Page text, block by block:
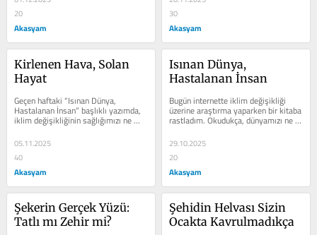
20
Akasyam
30
Akasyam
Kirlenen Hava, Solan
Hayat
Geçen haftaki “Isınan Dünya,
Hastalanan İnsan” başlıklı yazımda,
iklim değişikliğinin sağlığımızı ne
kadar tehdit ettiğini...
05.11.2025
40
Akasyam
Isınan Dünya,
Hastalanan İnsan
Bugün internette iklim değişikliği
üzerine araştırma yaparken bir kitaba
rastladım. Okudukça, dünyamızı ne
büyük tehlikelerin...
29.10.2025
20
Akasyam
Şekerin Gerçek Yüzü:
Tatlı mı Zehir mi?
Şehidin Helvası Sizin
Ocakta Kavrulmadıkça